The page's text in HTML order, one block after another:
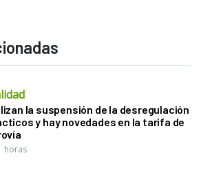
la suspensión de la desregulación
y hay novedades en la tarifa de
horas